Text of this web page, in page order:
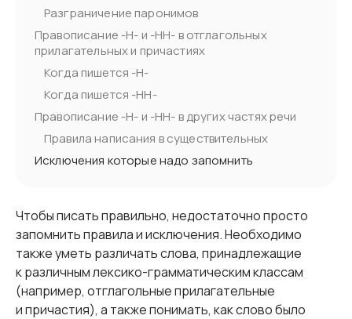
Разграничение паронимов
Правописание -Н- и -НН- в отглагольных
прилагательных и причастиях
Когда пишется -Н-
Когда пишется -НН-
Правописание -Н- и -НН- в других частях речи
Правила написания в существительных
Исключения которые надо запомнить
Чтобы писать правильно, недостаточно просто
запомнить правила и исключения. Необходимо
также уметь различать слова, принадлежащие
к различным лексико-грамматическим классам
(например, отглагольные прилагательные
и причастия), а также понимать, как слово было